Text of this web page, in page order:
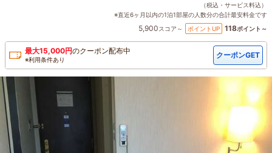
（税込・サービス料込）
※直近6ヶ月以内の1泊1部屋の人数分の合計最安料金です
5,900スコア～ ポイントUP 118ポイント～
最大15,000円のクーポン配布中
※利用条件あり クーポンGET